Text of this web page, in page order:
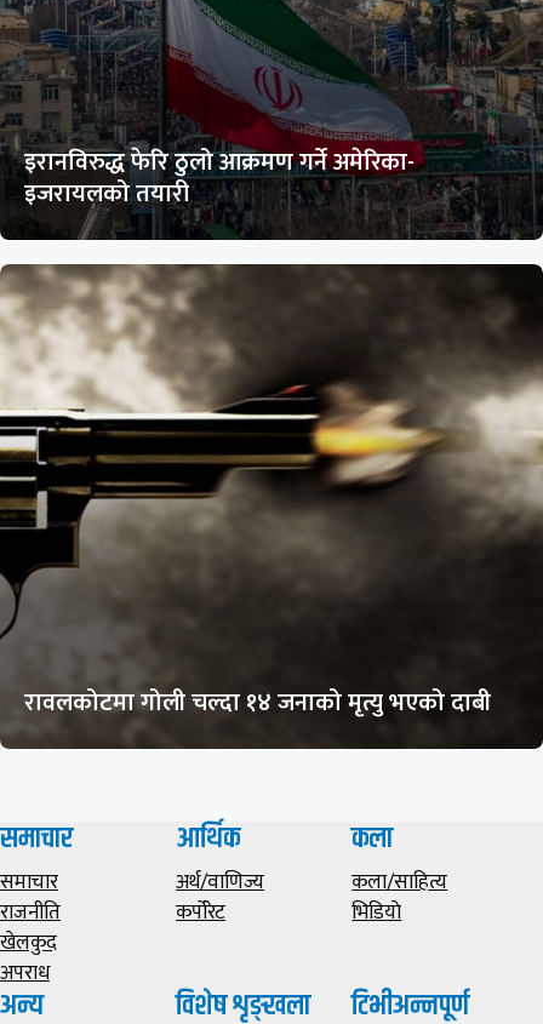
इरानविरुद्ध फेरि ठुलो आक्रमण गर्ने अमेरिका-
इजरायलको तयारी
रावलकोटमा गोली चल्दा १४ जनाको मृत्यु भएको दाबी
समाचार
समाचार
राजनीति
खेलकुद
अपराध
आर्थिक
अर्थ/वाणिज्य
कर्पोरेट
कला
कला/साहित्य
भिडियाे
अन्य विशेष शृङ्खला टिभीअन्नपूर्ण